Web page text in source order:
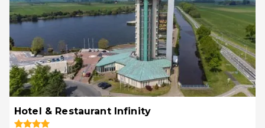
Hotel & Restaurant Infinity